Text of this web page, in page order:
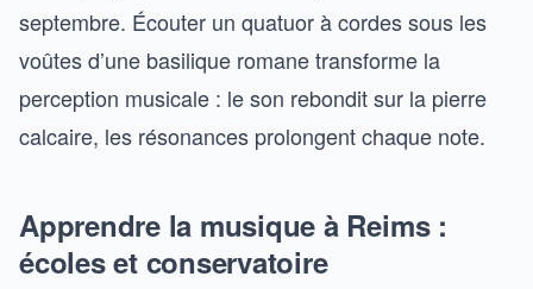
septembre. Écouter un quatuor à cordes sous les
voûtes d’une basilique romane transforme la
perception musicale : le son rebondit sur la pierre
calcaire, les résonances prolongent chaque note.
Apprendre la musique à Reims :
écoles et conservatoire